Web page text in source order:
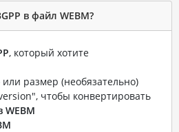
в файл WEBM?
, который хотите
размер (необязательно)
чтобы конвертировать
WEBM